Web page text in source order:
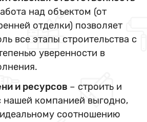
над объектом (от
отделки) позволяет
все этапы строительства с
уверенности в
и ресурсов – строить и
нашей компанией выгодно,
соотношению